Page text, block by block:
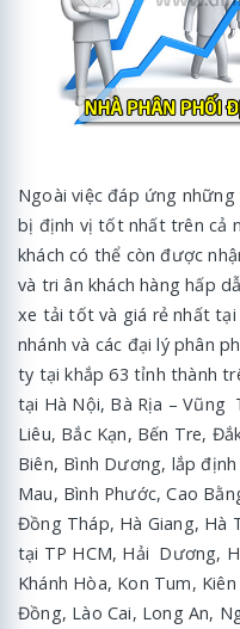
Ngoài việc đáp ứng
bị định vị tốt nhất trên cả
khách có thể còn được
và tri ân khách hàng hấp
xe tải tốt và giá rẻ nhất tại
nhánh và các đại lý phân
ty tại khắp 63 tỉnh thành
tại Hà Nội, Bà Rịa – Vũng
Liêu, Bắc Kạn, Bến Tre,
Biên, Bình Dương, lắp
Mau, Bình Phước, Cao
Đồng Tháp, Hà Giang, Hà
tại TP HCM, Hải Dương,
Khánh Hòa, Kon Tum,
Đồng, Lào Cai, Long An,